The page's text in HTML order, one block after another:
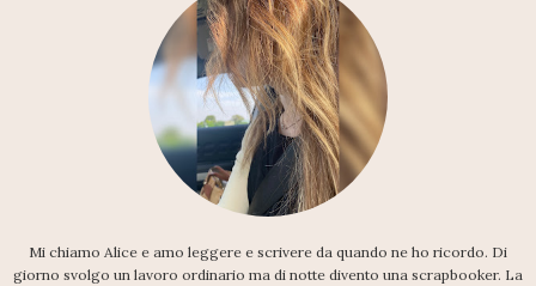
Mi chiamo Alice e amo leggere e scrivere da quando ne ho ricordo. Di
giorno svolgo un lavoro ordinario ma di notte divento una scrapbooker. La